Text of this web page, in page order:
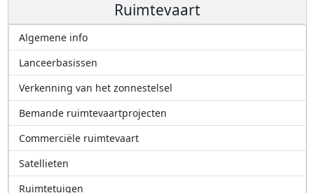
Ruimtevaart
Algemene info
Lanceerbasissen
Verkenning van het zonnestelsel
Bemande ruimtevaartprojecten
Commerciële ruimtevaart
Satellieten
Ruimtetuigen